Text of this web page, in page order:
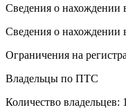
Сведения о нахождении
Сведения о нахождении
Ограничения на
Владельцы по ПТС
Количество владельцев: